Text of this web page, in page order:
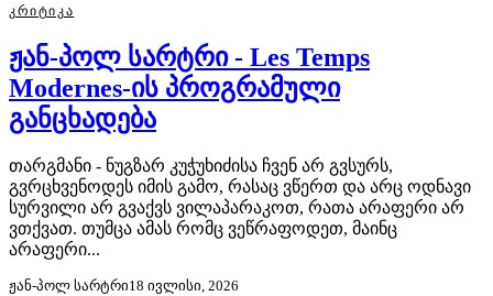
ᲙᲠᲘᲢᲘᲙᲐ
ჟან-პოლ სარტრი - Les Temps
Modernes-ის პროგრამული
განცხადება
თარგმანი - ნუგზარ კუჭუხიძისა ჩვენ არ გვსურს,
გვრცხვენოდეს იმის გამო, რასაც ვწერთ და არც ოდნავი
სურვილი არ გვაქვს ვილაპარაკოთ, რათა არაფერი არ
ვთქვათ. თუმცა ამას რომც ვეწრაფოდეთ, მაინც
არაფერი...
ჟან-პოლ სარტრი18 ივლისი, 2026